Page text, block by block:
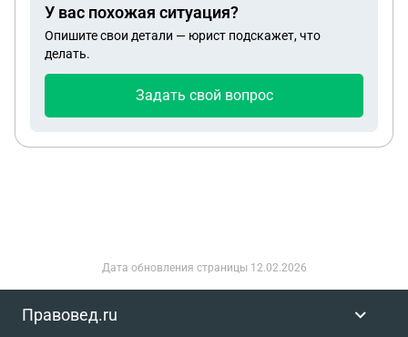
знакомым. делать этого я не собирался и не стал.
Так же не было никаких других требований с моей
стороны. Через неделю ко мне домой пришли из
лет и она написала на меня заявление.
обговорить все на следующий день и написать
У вас похожая ситуация?
Опишите свои детали — юрист подскажет, что
делать.
Задать свой вопрос
Дата обновления страницы 12.02.2026
Правовед.ru